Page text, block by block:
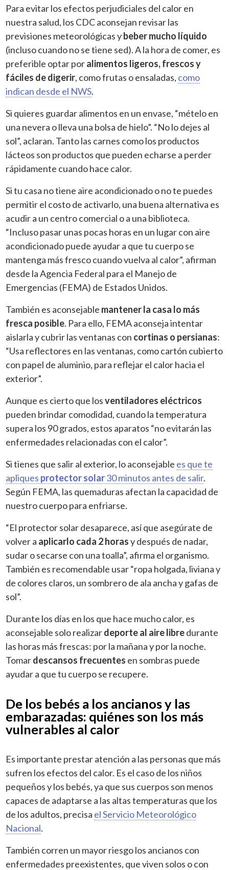
Para evitar los efectos perjudiciales del calor en
nuestra salud, los CDC aconsejan revisar las
previsiones meteorológicas ybeber mucho líquido
(incluso cuando no se tiene sed). A la hora de comer, es
preferible optar poralimentos ligeros, frescos y
fáciles de digerir, como frutas o ensaladas, como
indican desde el NWS.
Si quieres guardar alimentos en un envase, “mételo en
una nevera o lleva una bolsa de hielo”. “No lo dejes al
sol”, aclaran. Tanto las carnes como los productos
lácteos son productos que pueden echarse a perder
rápidamente cuando hace calor.
Si tu casa no tiene aire acondicionado o no te puedes
permitir el costo de activarlo, una buena alternativa es
acudir a un centro comercial o a una biblioteca.
“Incluso pasar unas pocas horas en un lugar con aire
acondicionado puede ayudar a que tu cuerpo se
mantenga más fresco cuando vuelva al calor”, afirman
desde la Agencia Federal para el Manejo de
Emergencias (FEMA) de Estados Unidos.
También es aconsejable mantener la casa lo más
fresca posible. Para ello, FEMA aconseja intentar
aislarla y cubrir las ventanas con cortinas o persianas:
“Usa reflectores en las ventanas, como cartón cubierto
con papel de aluminio, para reflejar el calor hacia el
exterior”.
Aunque es cierto que losventiladores eléctricos
pueden brindar comodidad, cuando la temperatura
supera los 90 grados, estos aparatos “no evitarán las
enfermedades relacionadas con el calor”.
Si tienes que salir al exterior, lo aconsejable es que te
apliques protector solar30 minutos antes de salir.
Según FEMA, las quemaduras afectan la capacidad de
nuestro cuerpo para enfriarse.
“El protector solar desaparece, así que asegúrate de
volver a aplicarlo cada 2 horasy después de nadar,
sudar o secarse con una toalla”, afirma el organismo.
También es recomendable usar “ropa holgada, liviana y
de colores claros, un sombrero de ala ancha y gafas de
sol”.
Durante los días en los que hace mucho calor, es
aconsejable solo realizardeporte al aire libredurante
las horas más frescas: por la mañana y por la noche.
Tomardescansos frecuentes en sombras puede
ayudar a que tu cuerpo se recupere.
De los bebés a los ancianos y las
embarazadas: quiénes son los más
vulnerables al calor
Es importante prestar atención a las personas que más
sufren los efectos del calor. Es el caso de los niños
pequeños y los bebés, ya que sus cuerpos son menos
capaces de adaptarse a las altas temperaturas que los
de los adultos, precisa el Servicio Meteorológico
Nacional.
También corren un mayor riesgo los ancianos con
enfermedades preexistentes, que viven solos o con